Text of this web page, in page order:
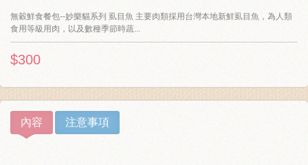
無穀鮮食餐包--妙樂貓系列 虱目魚 主要肉類採用台灣本地新鮮虱目魚，為人類
食用等級用肉，以及數種季節時蔬...
$300
內容 注意事項